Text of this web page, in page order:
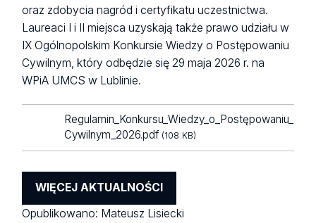
oraz zdobycia nagród i certyfikatu uczestnictwa.
Laureaci I i II miejsca uzyskają także prawo udziału w
IX Ogólnopolskim Konkursie Wiedzy o Postępowaniu
Cywilnym, który odbędzie się 29 maja 2026 r. na
WPiA UMCS w Lublinie.
Regulamin_Konkursu_Wiedzy_o_Postępowaniu_
Cywilnym_2026.pdf (108 KB)
WIĘCEJ AKTUALNOŚCI
Opublikowano: Mateusz Lisiecki